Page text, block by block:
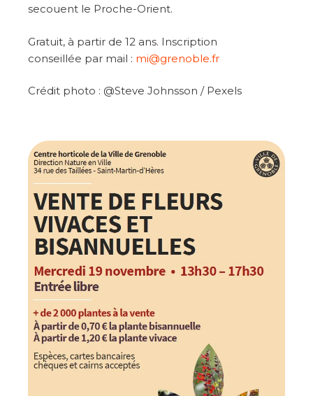
secouent le Proche-Orient.
Gratuit, à partir de 12 ans. Inscription
conseillée par mail : mi@grenoble.fr
Crédit photo : @Steve Johnsson / Pexels